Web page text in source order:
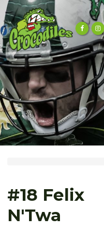
#18 Felix
N'Twa